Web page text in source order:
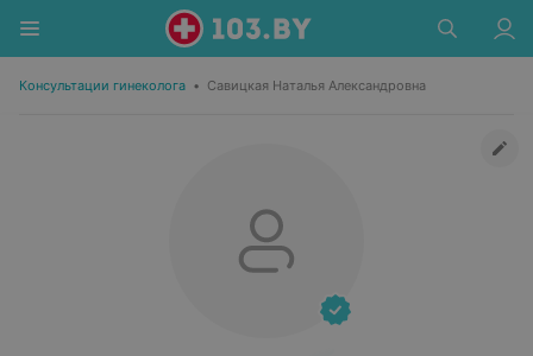
Консультации гинеколога • Савицкая Наталья Александровна